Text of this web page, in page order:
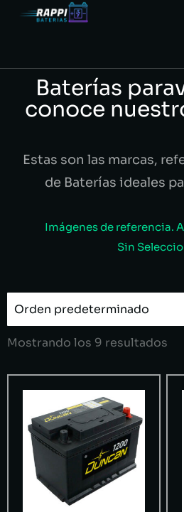
Baterías
conoce
Estas son las marcas,
de Baterías ideales
Imágenes de referencia.
Sin
Mostrando los 9 resultados